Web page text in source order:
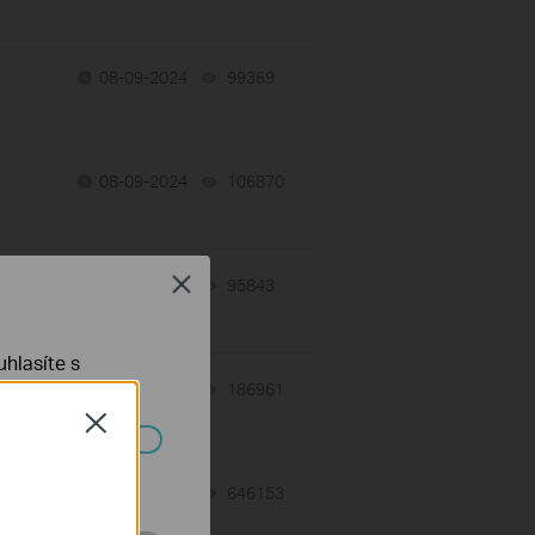
08-09-2024 99369
08-09-2024 106870
06-27-2022 95843
09-21-2020 186961
646153
Close
s
Close